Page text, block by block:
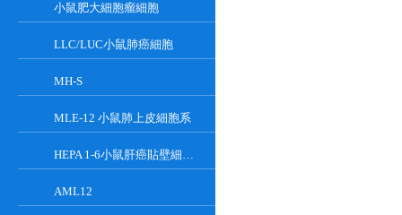
小鼠肥大細胞瘤細胞
LLC/LUC小鼠肺癌細胞
MH-S
MLE-12 小鼠肺上皮細胞系
HEPA 1-6小鼠肝癌貼壁細胞系
AML12